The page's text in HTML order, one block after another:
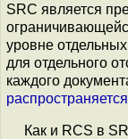
SRC является
уровне
для отдельного
каждого
распространяется
Как и RCS в